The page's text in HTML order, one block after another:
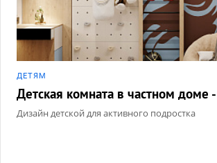
ДЕТЯМ
Детская комната в частном доме
Дизайн детской для активного подростка